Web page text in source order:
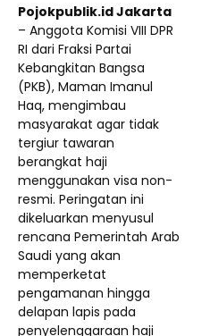
Pojokpublik.id Jakarta
– Anggota Komisi VIII DPR
RI dari Fraksi Partai
Kebangkitan Bangsa
(PKB), Maman Imanul
Haq, mengimbau
masyarakat agar tidak
tergiur tawaran
berangkat haji
menggunakan visa non-
resmi. Peringatan ini
dikeluarkan menyusul
rencana Pemerintah Arab
Saudi yang akan
memperketat
pengamanan hingga
delapan lapis pada
penyelenggaraan haji